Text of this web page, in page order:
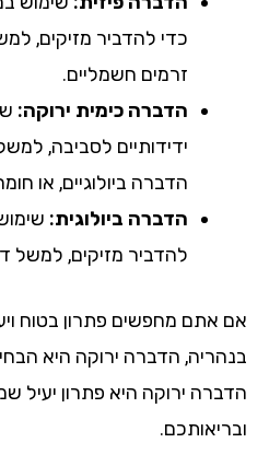
כדי להדביר מזיקים,
זרמים חשמליים.
הדברה כימית ירוקה:
ידידותיים לסביבה,
הדברה ביולוגיים, או
הדברה ביולוגית:
להדביר מזיקים, למשל
אם אתם מחפשים פתרון בטוח
בנהריה, הדברה ירוקה היא
הדברה ירוקה היא פתרון יעיל
ובריאותכם.